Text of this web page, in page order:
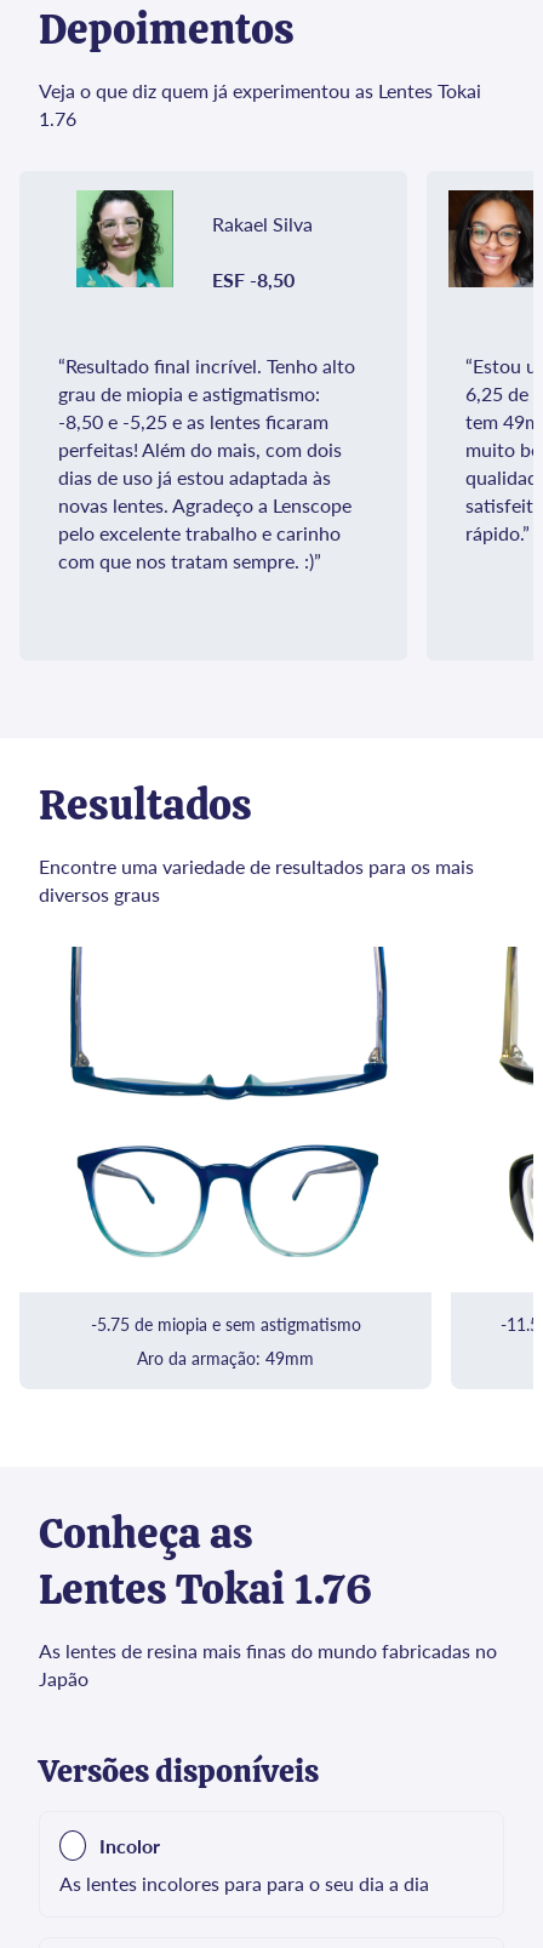
Depoimentos
Veja o que diz quem já experimentou as Lentes Tokai
1.76
Rakael Silva
ESF -8,50
“Resultado final incrível. Tenho alto
grau de miopia e astigmatismo:
-8,50 e -5,25 e as lentes ficaram
perfeitas! Além do mais, com dois
dias de uso já estou adaptada às
novas lentes. Agradeço a Lenscope
pelo excelente trabalho e carinho
com que nos tratam sempre. :)”
“Estou
6,25 de
tem
muito
rápido.”
Resultados
Encontre uma variedade de resultados para os mais
diversos graus
-5.75 de miopia e sem astigmatismo
Aro da armação: 49mm
-
Conheça as
Lentes Tokai 1.76
As lentes de resina mais finas do mundo fabricadas no
Japão
Versões disponíveis
Incolor
As lentes incolores para para o seu dia a dia